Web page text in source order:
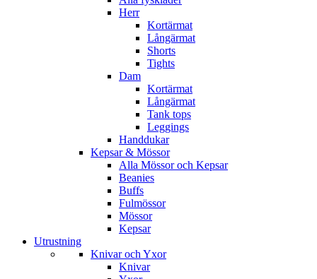
Herr
Kortärmat
Långärmat
Shorts
Tights
Dam
Kortärmat
Långärmat
Tank tops
Leggings
Handdukar
Kepsar & Mössor
Alla Mössor och Kepsar
Beanies
Buffs
Fulmössor
Mössor
Kepsar
Utrustning
Knivar och Yxor
Knivar